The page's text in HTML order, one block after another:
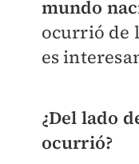
mundo
ocurrió de
es
¿Del lado
ocurrió?